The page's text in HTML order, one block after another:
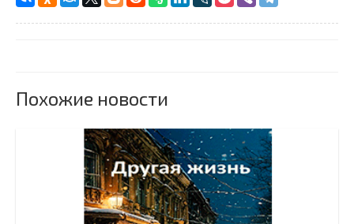
Похожие новости